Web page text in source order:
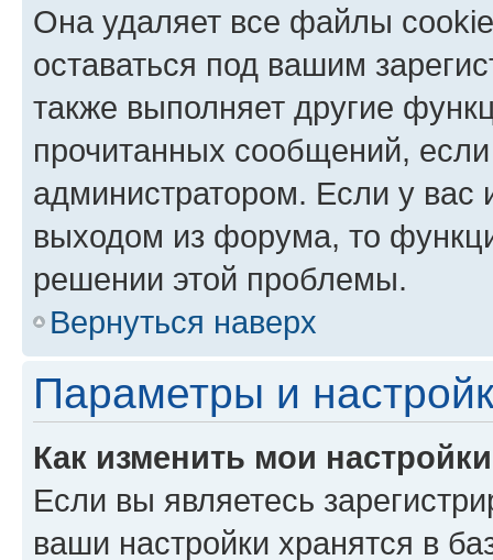
Она удаляет все файлы
оставаться под вашим
также выполняет другие
прочитанных сообщений,
администратором. Если у
выходом из форума, то
решении этой проблемы.
Вернуться наверх
Параметры и
Как изменить мои
Если вы являетесь
ваши настройки хранятся в